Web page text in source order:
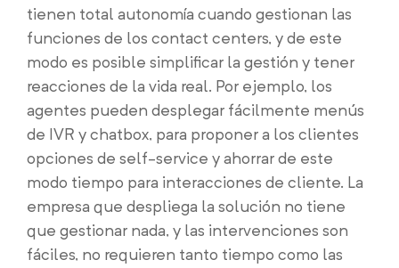
tienen total autonomía cuando gestionan las
funciones de los contact centers, y de este
modo es posible simplificar la gestión y tener
reacciones de la vida real. Por ejemplo, los
agentes pueden desplegar fácilmente menús
de IVR y chatbox, para proponer a los clientes
opciones de self-service y ahorrar de este
modo tiempo para interacciones de cliente. La
empresa que despliega la solución no tiene
que gestionar nada, y las intervenciones son
fáciles, no requieren tanto tiempo como las